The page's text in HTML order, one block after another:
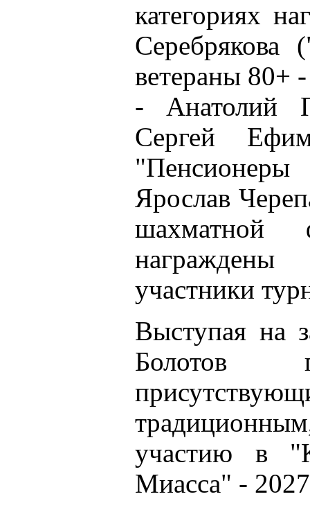
категориях
ветераны 80+
- Анатолий
Сергей
Ярослав
награждены
участники
Выступая на
Болотов
участию в
Миасса" -